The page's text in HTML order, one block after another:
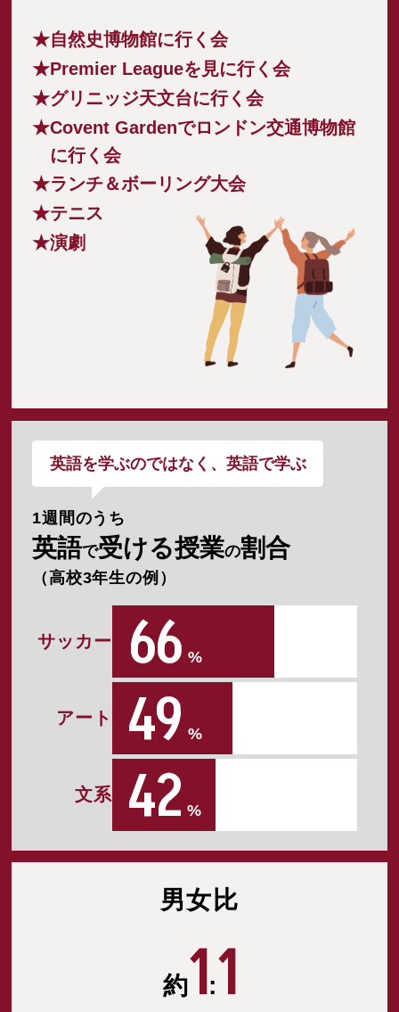
★自然史博物館に行く会
★Premier Leagueを見に行く会
★グリニッジ天文台に行く会
★Covent Gardenでロンドン交通博物館
に行く会
★ランチ＆ボーリング大会
★テニス
★演劇
英語を学ぶのではなく、英語で学ぶ
1週間のうち
英語で受ける授業の割合
（高校3年生の例）
サッカー
アート
文系
66 %
49 %
42 %
男女比
約1:1